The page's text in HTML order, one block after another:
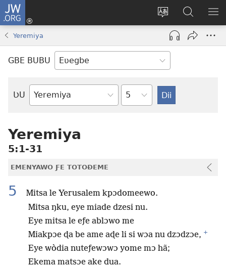
JW.ORG
Trɔ
gbegbɔgblɔa
Ge
Ðe
(opens
new
window)
JW.ORG
Nudidi
Yeremiya
GBE BUBU
ƲU
Biblia-
Ta
Yeremiya
5:1-31
EMENYAWO ƑE TOTOƉEME
5
Mitsa le Yerusalem kpɔdomeewo.
Mitsa ŋku, eye miade dzesi nu.
Eye mitsa le eƒe ablɔwo me
Miakpɔe ɖa be ame aɖe li si wɔa nu dzɔdzɔe, +
Eye wòdia nuteƒewɔwɔ yome mɔ hã;
Ekema matsɔe ake dua.